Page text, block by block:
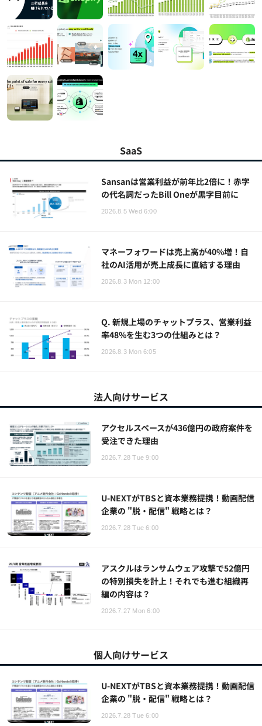
SaaS
Sansanは営業利益が前年比2倍に！赤字
の代名詞だったBill Oneが黒字目前に
2026.8.5 Wed 6:00
マネーフォワードは売上高が40%増！自
社のAI活用が売上成長に直結する理由
2026.8.3 Mon 12:00
Q. 新規上場のチャットプラス、営業利益
率48%を生む3つの仕組みとは？
2026.8.3 Mon 6:05
法人向けサービス
アクセルスペースが436億円の政府案件を
受注できた理由
2026.7.28 Tue 9:00
U-NEXTがTBSと資本業務提携！動画配信
企業の "脱・配信" 戦略とは？
2026.7.28 Tue 6:00
アスクルはランサムウェア攻撃で52億円
の特別損失を計上！それでも進む組織再
編の内容は？
2026.7.27 Mon 6:00
個人向けサービス
U-NEXTがTBSと資本業務提携！動画配信
企業の "脱・配信" 戦略とは？
2026.7.28 Tue 6:00